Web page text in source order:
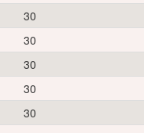
30
30
30
30
30